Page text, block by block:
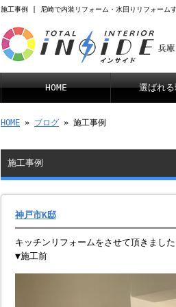
施工事例 | 尼崎で内装リフォーム・水回りリフォーム
HOME 選ばれ
HOME » ブログ » 施工事例
施工事例
神戸市K邸
キッチンリフォームをさせて頂きまし
▼施工前